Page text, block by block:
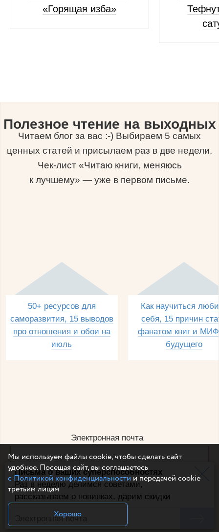
Письма о ваших суперспособностях
Раз в неделю делимся советами,
рассказываем о новинках, дарим скидки
«Горящая изба»
Полезное чтение на выходных
Читаем блог за вас :-) Выбираем 5 самых
ценных статей и присылаем раз в две недели.
Чек-лист «Читаю книги, меняюсь
к лучшему» — уже в первом письме.
50+ ресурсов для
саморазвития, 15 выводов
про отношения и обои на
июль
Как научиться
себя, 15 причин
фанатом книг и
будущего
Электронная почта
Например, dulsineya@gmail.com
Без спама и смс
Подписаться
Мы используем файлы cookie, чтобы сделать сайт
удобнее. Посещая сайт, вы соглашаетесь
с Политикой конфиденциальностии передачей cookie
третьим лицам
Хорошо